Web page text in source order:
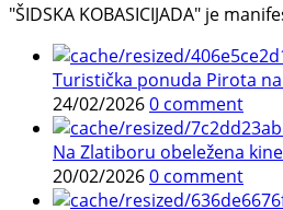
"ŠIDSKA KOBASICIJADA" je
Turistička ponuda Pirota na
24/02/20260 comment
Na Zlatiboru obeležena
20/02/20260 comment